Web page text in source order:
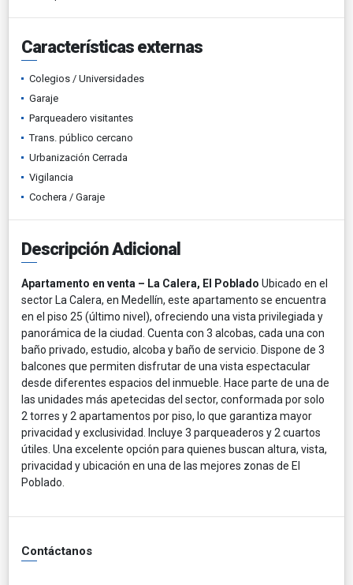
Características externas
Colegios / Universidades
Garaje
Parqueadero visitantes
Trans. público cercano
Urbanización Cerrada
Vigilancia
Cochera / Garaje
Descripción Adicional
Apartamento en venta – La Calera, El Poblado Ubicado en el
sector La Calera, en Medellín, este apartamento se encuentra
en el piso 25 (último nivel), ofreciendo una vista privilegiada y
panorámica de la ciudad. Cuenta con 3 alcobas, cada una con
baño privado, estudio, alcoba y baño de servicio. Dispone de 3
balcones que permiten disfrutar de una vista espectacular
desde diferentes espacios del inmueble. Hace parte de una de
las unidades más apetecidas del sector, conformada por solo
2 torres y 2 apartamentos por piso, lo que garantiza mayor
privacidad y exclusividad. Incluye 3 parqueaderos y 2 cuartos
útiles. Una excelente opción para quienes buscan altura, vista,
privacidad y ubicación en una de las mejores zonas de El
Poblado.
Contáctanos